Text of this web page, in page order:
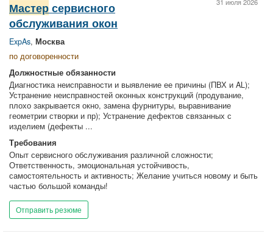
31 июля 2026
Мастер сервисного
обслуживания окон
ExpAs, Москва
по договоренности
Должностные обязанности
Диагностика неисправности и выявление ее причины (ПВХ и AL);
Устранение неисправностей оконных конструкций (продувание,
плохо закрывается окно, замена фурнитуры, выравнивание
геометрии створки и пр); Устранение дефектов связанных с
изделием (дефекты ...
Требования
Опыт сервисного обслуживания различной сложности;
Ответственность, эмоциональная устойчивость,
самостоятельность и активность; Желание учиться новому и быть
частью большой команды!
Отправить резюме